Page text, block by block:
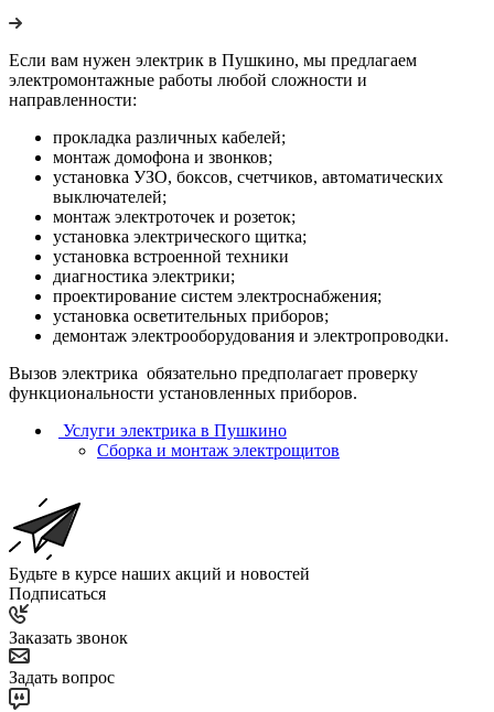
Если вам нужен электрик в Пушкино, мы предлагаем
электромонтажные работы любой сложности и
направленности:
прокладка различных кабелей;
монтаж домофона и звонков;
установка УЗО, боксов, счетчиков, автоматических
выключателей;
монтаж электроточек и розеток;
установка электрического щитка;
установка встроенной техники
диагностика электрики;
проектирование систем электроснабжения;
установка осветительных приборов;
демонтаж электрооборудования и электропроводки.
Вызов электрика обязательно предполагает проверку
функциональности установленных приборов.
Услуги электрика в Пушкино
Сборка и монтаж электрощитов
Будьте в курсе наших акций и новостей
Подписаться
Заказать звонок
Задать вопрос